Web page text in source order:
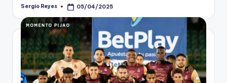
Publicado
Sergio Reyes 05/04/2025